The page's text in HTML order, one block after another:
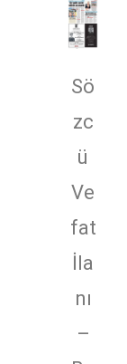
Sö
zc
ü
Ve
fat
İla
nı
–